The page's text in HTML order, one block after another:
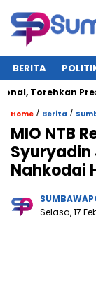
BERITA
Prestasi
Home / Berita /
MIO NTB
Syuryadin
Nahkodai
Selasa, 17